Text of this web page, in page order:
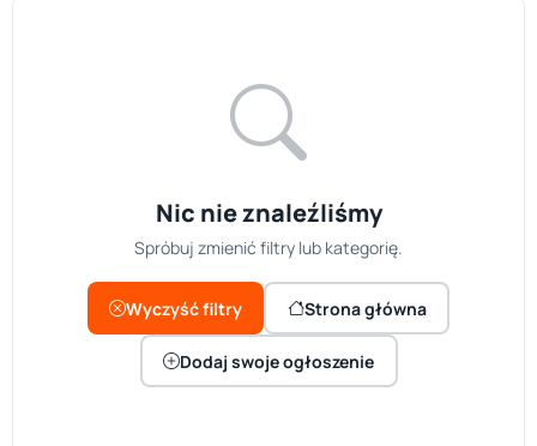
Nic nie znaleźliśmy
Spróbuj zmienić filtry lub kategorię.
Wyczyść filtry Strona główna
Dodaj swoje ogłoszenie